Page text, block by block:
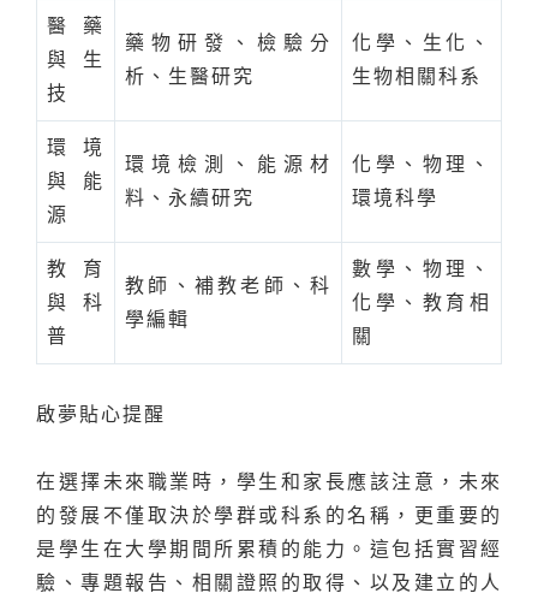
醫藥
與生
技
藥物研發、檢驗分
析、生醫研究
化學、生化、
生物相關科系
環境
與能
源
環境檢測、能源材
料、永續研究
化學、物理、
環境科學
教育
與科
普
教師、補教老師、科
學編輯
數學、物理、
化學、教育相
關
啟夢貼心提醒
在選擇未來職業時，學生和家長應該注意，未來
的發展不僅取決於學群或科系的名稱，更重要的
是學生在大學期間所累積的能力。這包括實習經
驗、專題報告、相關證照的取得、以及建立的人